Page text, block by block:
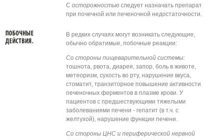
С осторожностьюследует назначать препарат
при почечной или печеночной недостаточности.
ПОБОЧНЫЕ
ДЕЙСТВИЯ.
В редких случаях могут возникать следующие,
обычно обратимые, побочные реакции:
Со стороны пищеварительной системы:
тошнота, рвота, диарея, запор, боль в животе,
метеоризм, сухость во рту, нарушение вкуса,
стоматит, транзиторное повышение активности
печеночных ферментов в плазме крови. У
пациентов с предшествующими тяжелыми
заболеваниями печени - гепатит (в т.ч. с
желтухой), нарушение функции печени.
Со стороны ЦНС и периферической нервной